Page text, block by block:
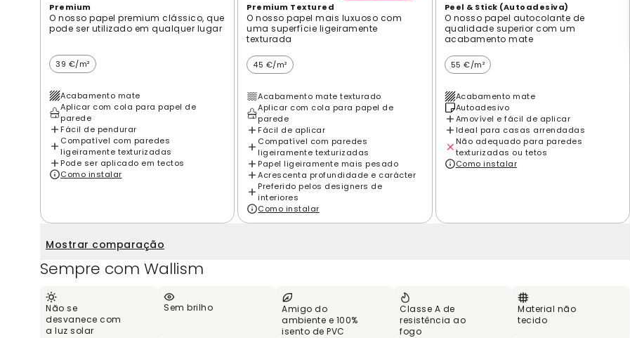
Premium
O nosso papel premium clássico, que
pode ser utilizado em qualquer lugar
39 €/m²
Acabamento mate
Aplicar com cola para papel de
parede
Fácil de pendurar
Compatível com paredes
ligeiramente texturizadas
Pode ser aplicado em tectos
Como instalar
Premium Textured
O nosso papel mais luxuoso com
uma superfície ligeiramente
texturada
45 €/m²
Acabamento mate texturado
Aplicar com cola para papel de
parede
Fácil de aplicar
Compatível com paredes
ligeiramente texturizadas
Papel ligeiramente mais pesado
Acrescenta profundidade e carácter
Preferido pelos designers de
interiores
Como instalar
Peel & Stick (Autoadesiva)
O nosso papel autocolante de
qualidade superior com um
acabamento mate
55 €/m²
Acabamento mate
Autoadesivo
Amovível e fácil de aplicar
Ideal para casas arrendadas
Não adequado para paredes
texturizadas ou tetos
Como instalar
Mostrar comparação
Sempre com Wallism
Não se
desvanece com
a luz solar
Sem brilho
Amigo do
ambiente e 100%
isento de PVC
Classe A de
resistência ao
fogo
Material não
tecido